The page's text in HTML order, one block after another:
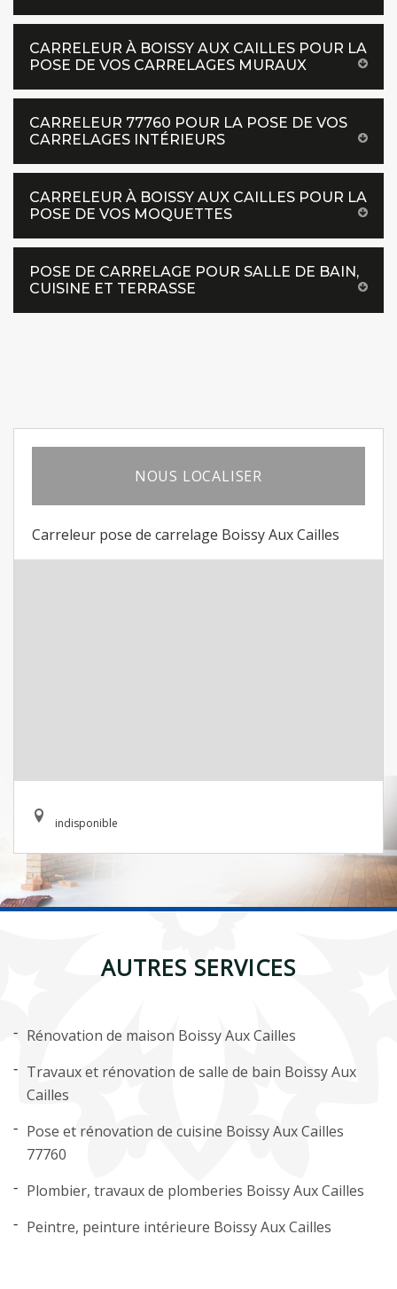
CARRELEUR À BOISSY AUX CAILLES POUR LA
POSE DE VOS CARRELAGES MURAUX
CARRELEUR 77760 POUR LA POSE DE VOS
CARRELAGES INTÉRIEURS
CARRELEUR À BOISSY AUX CAILLES POUR LA
POSE DE VOS MOQUETTES
POSE DE CARRELAGE POUR SALLE DE BAIN,
CUISINE ET TERRASSE
NOUS LOCALISER
Carreleur pose de carrelage Boissy Aux Cailles
indisponible
AUTRES SERVICES
Rénovation de maison Boissy Aux Cailles
Travaux et rénovation de salle de bain Boissy Aux
Cailles
Pose et rénovation de cuisine Boissy Aux Cailles
77760
Plombier, travaux de plomberies Boissy Aux Cailles
Peintre, peinture intérieure Boissy Aux Cailles